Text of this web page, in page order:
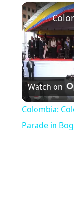
Watch on
Colombia:
Parade in